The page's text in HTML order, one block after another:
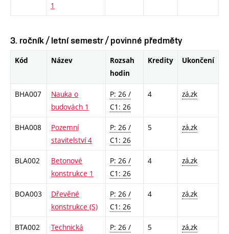
1
3. ročník / letní semestr / povinné předměty
Kód Název
Rozsah
hodin
Kredity Ukončení
BHA007
Nauka o
budovách 1
P: 26 /
C1: 26
4 zá,zk
BHA008
Pozemní
stavitelství 4
P: 26 /
C1: 26
5 zá,zk
BLA002
Betonové
konstrukce 1
P: 26 /
C1: 26
4 zá,zk
BOA003
Dřevěné
konstrukce (S)
P: 26 /
C1: 26
4 zá,zk
BTA002
Technická
P: 26 /
5 zá,zk